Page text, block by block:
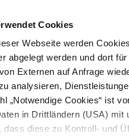
Cookies
Webseite werden
abgelegt werden und dort
Externen auf Anfrage
analysieren,
„Notwendige Cookies“ ist
in Drittländern (USA)
dass diese zu Kontroll- und
STARTSEITE